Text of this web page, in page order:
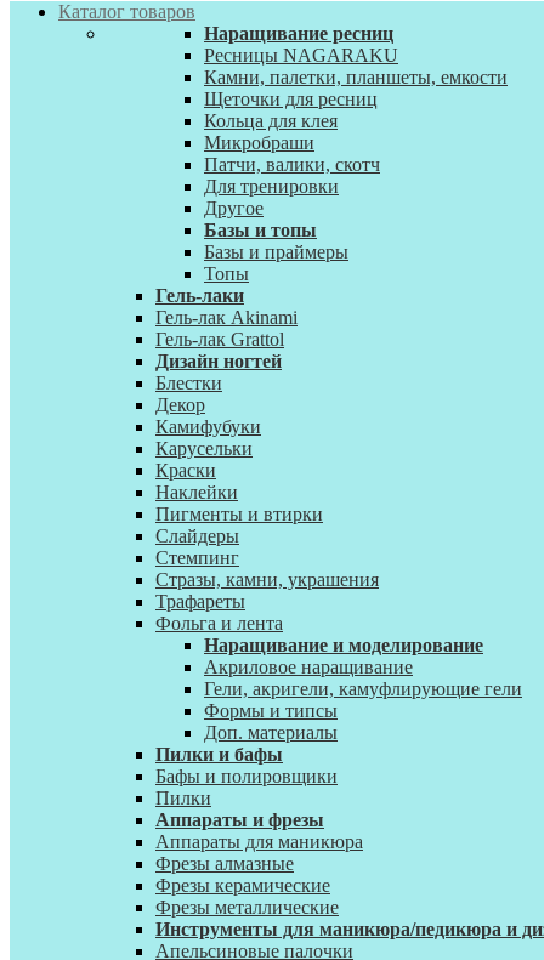
Каталог товаров
Наращивание ресниц
Ресницы NAGARAKU
Камни, палетки, планшеты, емкости
Щеточки для ресниц
Кольца для клея
Микробраши
Патчи, валики, скотч
Для тренировки
Другое
Базы и топы
Базы и праймеры
Топы
Гель-лаки
Гель-лак Akinami
Гель-лак Grattol
Дизайн ногтей
Блестки
Декор
Камифубуки
Карусельки
Краски
Наклейки
Пигменты и втирки
Слайдеры
Стемпинг
Стразы, камни, украшения
Трафареты
Фольга и лента
Наращивание и моделирование
Акриловое наращивание
Гели, акригели, камуфлирующие гели
Формы и типсы
Доп. материалы
Пилки и бафы
Бафы и полировщики
Пилки
Аппараты и фрезы
Аппараты для маникюра
Фрезы алмазные
Фрезы керамические
Фрезы металлические
Инструменты для маникюра/педикюра и
Апельсиновые палочки